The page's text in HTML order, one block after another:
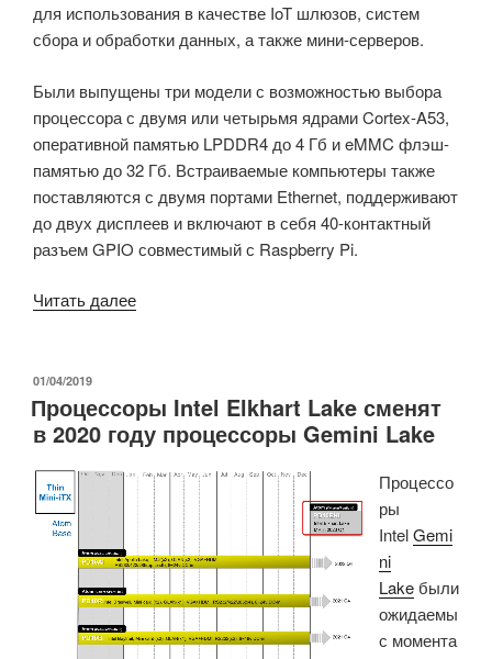
для использования в качестве IoT шлюзов, систем
сбора и обработки данных, а также мини-серверов.
Были выпущены три модели с возможностью выбора
процессора с двумя или четырьмя ядрами Cortex-A53,
оперативной памятью LPDDR4 до 4 Гб и eMMC флэш-
памятью до 32 Гб. Встраиваемые компьютеры также
поставляются с двумя портами Ethernet, поддерживают
до двух дисплеев и включают в себя 40-контактный
разъем GPIO совместимый с Raspberry Pi.
Читать далее«Безвентиляторная,
предназначена
для
IoT
шлюзов»
ОПУБЛИКОВАНО
01/04/2019
Процессоры Intel Elkhart Lake сменят
в 2020 году процессоры Gemini Lake
Процессо
ры
IntelGemi
ni
Lake были
ожидаемы
с момента